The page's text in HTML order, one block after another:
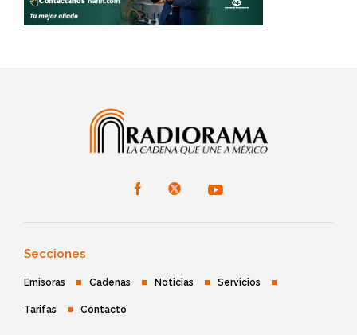
Secciones
Emisoras Cadenas Noticias Servicios
Tarifas Contacto